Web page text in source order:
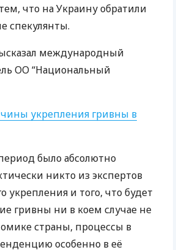
ПУТЕВОДИТЕЛИ ПО
БАНКОВСКИМ КАРТАМ
что на Украину обратили
спекулянты.
международный
ОО “Национальный
укрепления гривны в
было абсолютно
никто из экспертов
укрепления и того, что будет
гривны ни в коем случае не
страны, процессы в
особенно в её